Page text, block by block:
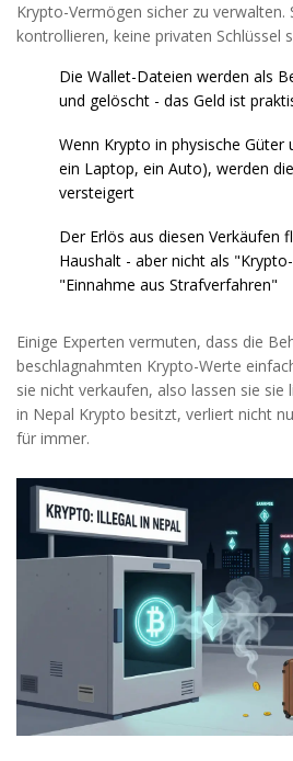
Krypto-Vermögen sicher zu verwalten.
kontrollieren, keine privaten Schlüssel
Die Wallet-Dateien werden als
und gelöscht - das Geld ist
Wenn Krypto in physische Güter
ein Laptop, ein Auto), werden
versteigert
Der Erlös aus diesen Verkäufen
Haushalt - aber nicht als
"Einnahme aus Strafverfahren"
Einige Experten vermuten, dass die
beschlagnahmten Krypto-Werte
sie nicht verkaufen, also lassen sie sie
in Nepal Krypto besitzt, verliert nicht
für immer.